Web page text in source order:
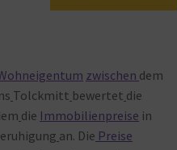
zwischen dem
Tolckmitt bewertet die
die Immobilienpreise in
an. Die Preise